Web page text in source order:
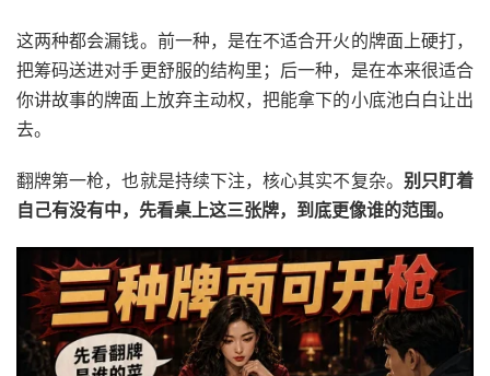
这两种都会漏钱。前一种，是在不适合开火的牌面上硬打，
把筹码送进对手更舒服的结构里；后一种，是在本来很适合
你讲故事的牌面上放弃主动权，把能拿下的小底池白白让出
去。
翻牌第一枪，也就是持续下注，核心其实不复杂。 别只盯着
自己有没有中，先看桌上这三张牌，到底更像谁的范围。